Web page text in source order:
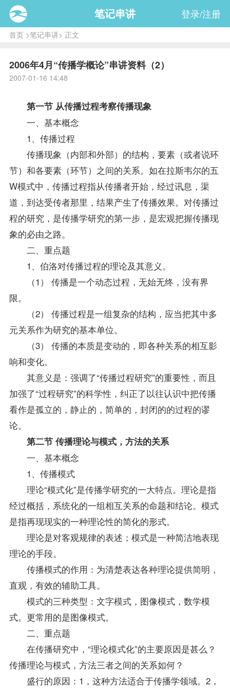
笔记串讲 登录/注册
首页>笔记串讲> 正文
2006年4月“传播学概论”串讲资料（2）
2007-01-16 14:48
第一节 从传播过程考察传播现象
一、基本概念
1、传播过程
传播现象（内部和外部）的结构，要素（或者说环
节）和各要素（环节）之间的关系。如在拉斯韦尔的五
W模式中，传播过程指从传播者开始，经过讯息，渠
道，到达受传者那里，结果产生了传播效果。对传播过
程的研究，是传播学研究的第一步，是宏观把握传播现
象的必由之路。
二、重点题
1、伯洛对传播过程的理论及其意义。
（1） 传播是一个动态过程，无始无终，没有界
限。
（2） 传播过程是一组复杂的结构，应当把其中多
元关系作为研究的基本单位。
（3） 传播的本质是变动的，即各种关系的相互影
响和变化。
其意义是：强调了“传播过程研究”的重要性，而且
加强了“过程研究”的科学性，纠正了以往认识中把传播
看作是孤立的，静止的，简单的，封闭的的过程的谬
论。
第二节 传播理论与模式，方法的关系
一、基本概念
1、传播模式
理论“模式化”是传播学研究的一大特点。理论是指
经过概括，系统化的一组相互关系的命题和结论。模式
是指再现现实的一种理论性的简化的形式。
理论是对客观规律的表述；模式是一种简洁地表现
理论的手段。
传播模式的作用：为清楚表达各种理论提供简明，
直观，有效的辅助工具。
模式的三种类型：文字模式，图像模式，数学模
式。更常用的是图像模式。
二、重点题
在传播研究中，“理论模式化”的主要原因是甚么？
传播理论与模式，方法三者之间的关系如何？
盛行的原因：1，这种方法适合于传播学领域。2，